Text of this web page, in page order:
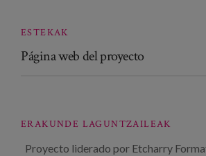
ESTEKAK
Página web del proyecto
ERAKUNDE LAGUNTZAILEAK
Proyecto liderado por Etcharry